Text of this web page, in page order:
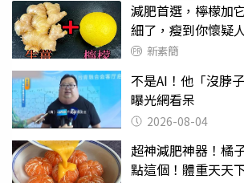
減肥首選，檸檬加
細了，瘦到你懷疑
新素簡
不是AI！他「沒脖
曝光網看呆
2026-08-04
超神減肥神器！橘
點這個！體重天天